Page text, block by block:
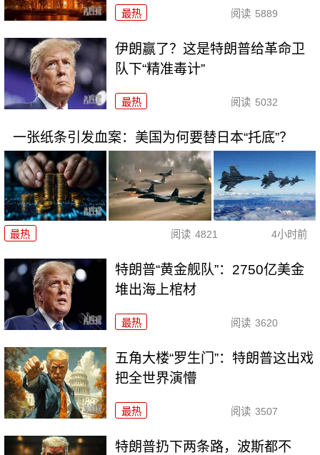
最热 阅读 5889
伊朗赢了？这是特朗普给革命卫
队下“精准毒计”
最热 阅读 5032
一张纸条引发血案：美国为何要替日本“托底”？
最热 阅读 4821 4小时前
特朗普“黄金舰队”：2750亿美金
堆出海上棺材
最热 阅读 3620
五角大楼“罗生门”：特朗普这出戏
把全世界演懵
最热 阅读 3507
特朗普扔下两条路，波斯都不